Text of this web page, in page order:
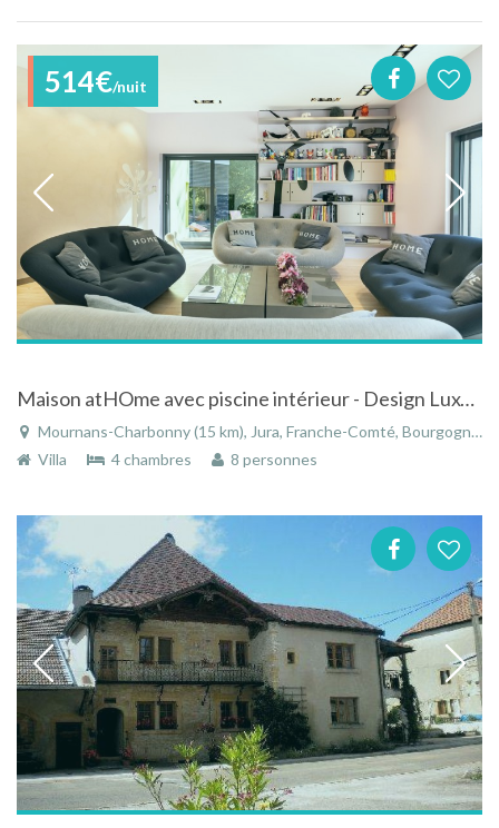
514€/nuit
Maison atHOme avec piscine intérieur - Design Luxe - 5 épis - Au coeur du JURA
Mournans-Charbonny (15 km), Jura, Franche-Comté, Bourgogne-Franche-Comté, France
Villa
4 chambres 8 personnes